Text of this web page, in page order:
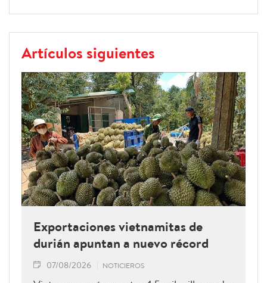
Artículos siguientes
Exportaciones vietnamitas de
durián apuntan a nuevo récord
07/08/2026 NOTICIEROS